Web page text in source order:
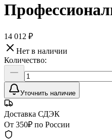
14 012 ₽
Нет в наличии
Количество:
Уточнить наличие
Доставка СДЭК
От 350₽ по России